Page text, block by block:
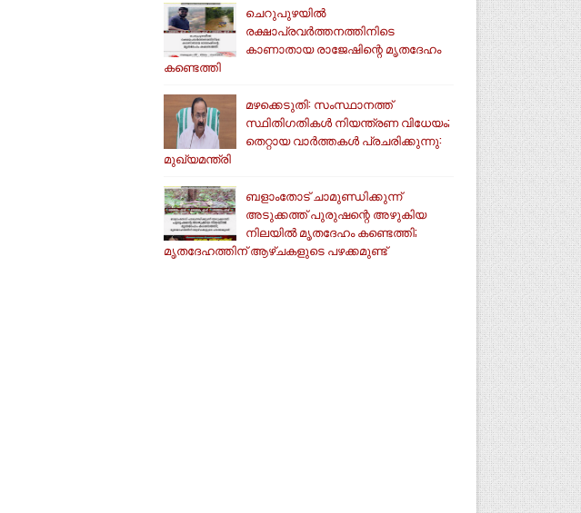
ചെറുപുഴയിൽ
രക്ഷാപ്രവർത്തനത്തിനിടെ
കാണാതായ രാജേഷിന്റെ മൃതദേഹം
കണ്ടെത്തി
മഴക്കെടുതി: സംസ്ഥാനത്ത്
സ്ഥിതിഗതികള്‍ നിയന്ത്രണ വിധേയം;
തെറ്റായ വാര്‍ത്തകള്‍ പ്രചരിക്കുന്നു:
മുഖ്യമന്ത്രി
ബളാംതോട് ചാമുണ്ഡിക്കുന്ന്
അടുക്കത്ത് പുരുഷന്റെ അഴുകിയ
നിലയില്‍ മൃതദേഹം കണ്ടെത്തി;
മൃതദേഹത്തിന് ആഴ്ചകളുടെ പഴക്കമുണ്ട്